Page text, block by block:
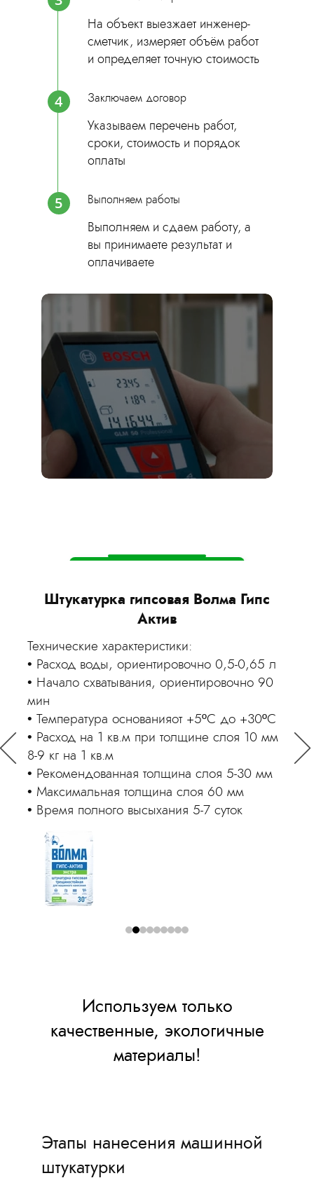
На объект выезжает инженер-
сметчик, измеряет объём работ
и определяет точную стоимость
4 Заключаем договор
Указываем перечень работ,
сроки, стоимость и порядок
оплаты
5 Выполняем работы
Выполняем и сдаем работу, а
вы принимаете результат и
оплачиваете
Оставьте заявку
Штукатурка гипсовая Волма Гипс
Актив
Технические характеристики:
Расход воды, ориентировочно 0,5-0,65 л
Начало схватывания, ориентировочно 90
мин
Температура основанияот +5ºС до +30ºС
Расход на 1 кв.м при толщине слоя 10 мм
8-9 кг на 1 кв.м
Рекомендованная толщина слоя 5-30 мм
Максимальная толщина слоя 60 мм
Время полного высыхания 5-7 суток
мм
Используем только
качественные, экологичные
материалы!
Этапы нанесения машинной
штукатурки